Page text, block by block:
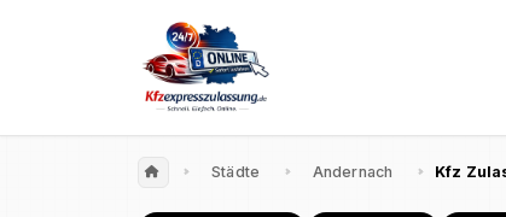
Städte Andernach Kfz